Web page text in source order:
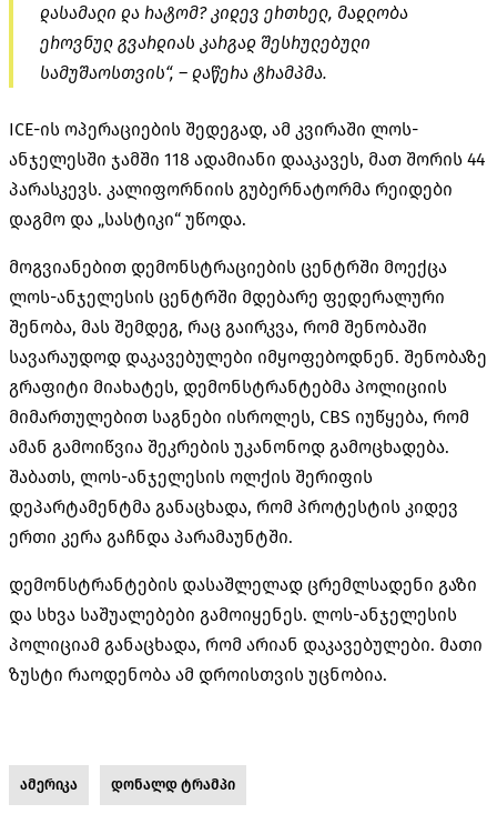
დასამალი და რატომ? კიდევ ერთხელ, მადლობა
ეროვნულ გვარდიას კარგად შესრულებული
სამუშაოსთვის“, – დაწერა ტრამპმა.
ICE-ის ოპერაციების შედეგად, ამ კვირაში ლოს-
ანჯელესში ჯამში 118 ადამიანი დააკავეს, მათ შორის 44
პარასკევს. კალიფორნიის გუბერნატორმა რეიდები
დაგმო და „სასტიკი“ უწოდა.
მოგვიანებით დემონსტრაციების ცენტრში მოექცა
ლოს-ანჯელესის ცენტრში მდებარე ფედერალური
შენობა, მას შემდეგ, რაც გაირკვა, რომ შენობაში
სავარაუდოდ დაკავებულები იმყოფებოდნენ. შენობაზე
გრაფიტი მიახატეს, დემონსტრანტებმა პოლიციის
მიმართულებით საგნები ისროლეს, CBS იუწყება, რომ
ამან გამოიწვია შეკრების უკანონოდ გამოცხადება.
შაბათს, ლოს-ანჯელესის ოლქის შერიფის
დეპარტამენტმა განაცხადა, რომ პროტესტის კიდევ
ერთი კერა გაჩნდა პარამაუნტში.
დემონსტრანტების დასაშლელად ცრემლსადენი გაზი
და სხვა საშუალებები გამოიყენეს. ლოს-ანჯელესის
პოლიციამ განაცხადა, რომ არიან დაკავებულები. მათი
ზუსტი რაოდენობა ამ დროისთვის უცნობია.
ამერიკა დონალდ ტრამპი